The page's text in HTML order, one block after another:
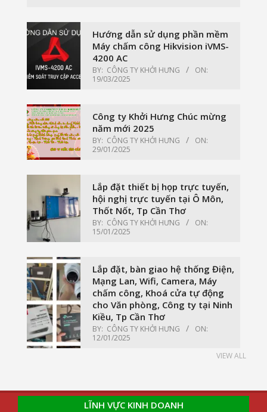
Hướng dẫn sử dụng phần mềm
Máy chấm công Hikvision iVMS-
4200 AC
BY: CÔNG TY KHỞI HƯNG
ON:
19/03/2025
Công ty Khởi Hưng Chúc mừng
năm mới 2025
BY: CÔNG TY KHỞI HƯNG
ON:
29/01/2025
Lắp đặt thiết bị họp trực tuyến,
hội nghị trực tuyến tại Ô Môn,
Thốt Nốt, Tp Cần Thơ
BY: CÔNG TY KHỞI HƯNG
ON:
15/01/2025
Lắp đặt, bàn giao hệ thống Điện,
Mạng Lan, Wifi, Camera, Máy
chấm công, Khoá cửa tự động
cho Văn phòng, Công ty tại Ninh
Kiều, Tp Cần Thơ
BY: CÔNG TY KHỞI HƯNG
ON:
12/01/2025
VIEW ALL
LĨNH VỰC KINH DOANH